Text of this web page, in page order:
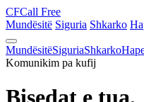
CFCall Free
Mundësitë Siguria Shkarko
MundësitëSiguriaShkarko
Komunikim pa kufij